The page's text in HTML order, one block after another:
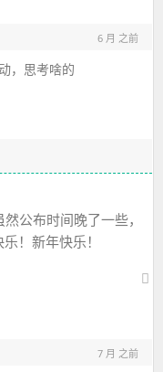
6 月 之前
，思考啥的
公布时间晚了一些，
！新年快乐！
7 月 之前